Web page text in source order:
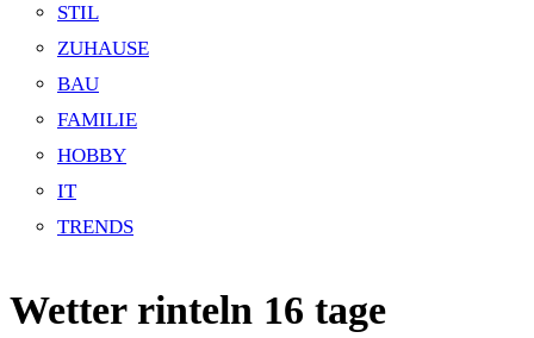
STIL
ZUHAUSE
BAU
FAMILIE
HOBBY
IT
TRENDS
Wetter rinteln 16 tage